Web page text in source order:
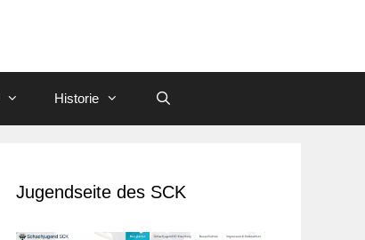
Historie
Jugendseite des SCK